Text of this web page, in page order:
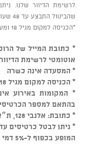
לרשימת הדיוור שלנו.
שהביטול התבצע עד 48 שעות לפני מועד האירוע בכפוף ל-5% דמי ביטול.
*הכניסה למקום מגיל 18 ומעלה
* כתובת המייל של
אוטומטי לרשימת
* המסעדה אינה כשרה
* הכניסה למקום מגיל 18 ומעלה
* המקומות באירוע
בהתאם למספר
* כתובת: אלנבי 128, ת״א
המופע בכפוף ל-5% דמי ביטול, לאחר מכן אין ביטולים